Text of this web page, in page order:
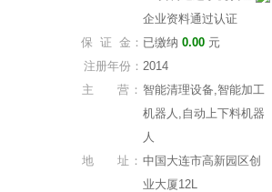
企业资料通过认证
保 证 金： 已缴纳 0.00 元
注册年份： 2014
主 营： 智能清理设备,智能加工
机器人,自动上下料机器
人
地 址： 中国大连市高新园区创
业大厦12L